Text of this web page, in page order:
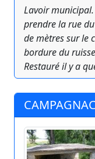
Lavoir
prendre la rue
de mètres sur le
bordure du
Restauré il y a